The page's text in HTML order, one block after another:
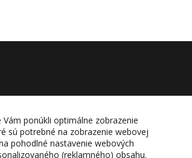
ponúkli optimálne zobrazenie
sú potrebné na zobrazenie webovej
pohodlné nastavenie webových
(reklamného) obsahu.